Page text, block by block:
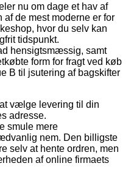
nu om dage et hav af
de mest moderne er for
hvor du selv kan
tidspunkt.
hensigtsmæssig, samt
form for fragt ved køb
B til jsutering af bagskifter
vælge levering til din
adresse.
smule mere
nem. Den billigste
selv at hente ordren, men
af online firmaets